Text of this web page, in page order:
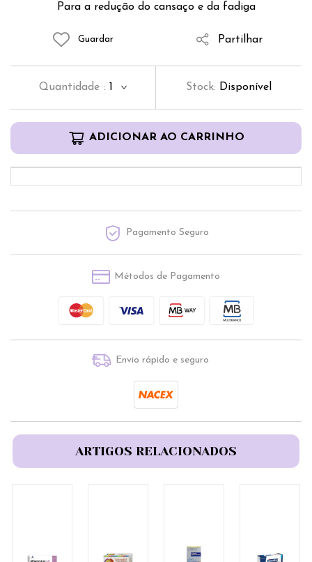
Para a redução do cansaço e da fadiga
Guardar Partilhar
Quantidade : 1 Stock: Disponível
ADICIONAR AO CARRINHO
Pagamento Seguro
Métodos de Pagamento
Envio rápido e seguro
ARTIGOS RELACIONADOS